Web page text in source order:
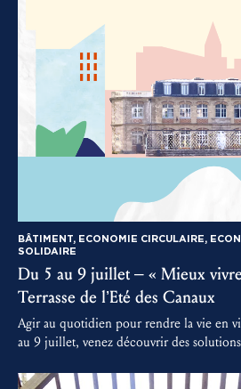
BÂTIMENT, ECONOMIE CIRCULAIRE,
SOLIDAIRE
Du 5 au 9 juillet – « Mieux
Terrasse de l’Eté des Canaux
Agir au quotidien pour rendre la vie en
au 9 juillet, venez découvrir des